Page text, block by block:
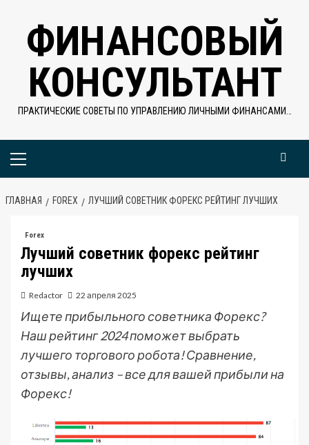
содержимому
ФИНАНСОВЫЙ
КОНСУЛЬТАНТ
ПРАКТИЧЕСКИЕ СОВЕТЫ ПО УПРАВЛЕНИЮ ЛИЧНЫМИ ФИНАНСАМИ…
Основное
ГЛАВНАЯ FOREX ЛУЧШИЙ СОВЕТНИК ФОРЕКС РЕЙТИНГ ЛУЧШИХ
Forex
Лучший советник форекс рейтинг
лучших
Redactor 22 апреля 2025
Ищете прибыльного советника Форекс?
Наш рейтинг 2024 поможет выбрать
лучшего торгового робота! Сравнение,
отзывы, анализ – все для вашей прибыли на
Форекс!